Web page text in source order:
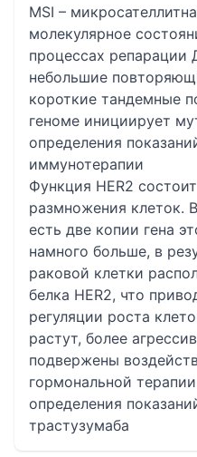
MSI –
молекулярное
процессах
небольшие
короткие тандемные
геноме инициирует
определения
иммунотерапии
Функция HER2
размножения клеток.
есть две копии гена
намного больше, в
раковой клетки
белка HER2, что
регуляции роста
растут, более
подвержены
гормональной
определения
трастузумаба